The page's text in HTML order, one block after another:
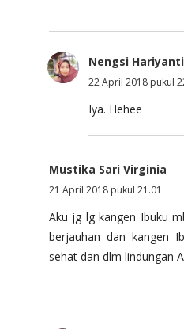
Nengsi Hariyanti
22 April 2018 pukul
Iya. Hehee
Mustika Sari Virginia
21 April 2018 pukul 21.01
Aku jg lg kangen Ibuku
berjauhan dan kangen
sehat dan dlm lindungan